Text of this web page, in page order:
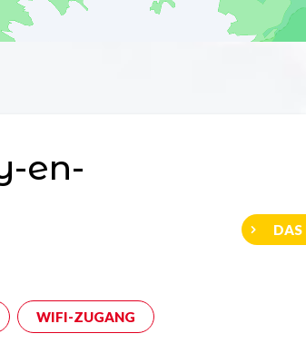
en-
WIFI-ZUGANG
DAS